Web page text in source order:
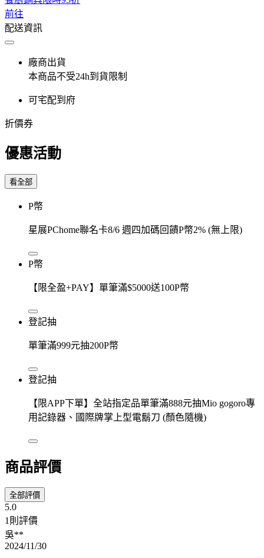
前往
配送資訊
廠商出貨
本商品不受24h到貨限制
可宅配到府
折價券
優惠活動
看全部
P幣
星展PChome聯名卡8/6 週四加碼回饋P幣2% (無上限)
P幣
【限全盈+PAY】單筆滿$5000送100P幣
登記抽
單筆滿999元抽200P幣
登記抽
【限APP下單】全站指定品單筆滿888元抽Mio gogoro專
用記錄器、國際牌掌上型電鬍刀 (顏色隨機)
商品評價
全部評價
5.0
1則評價
吳**
2024/11/30